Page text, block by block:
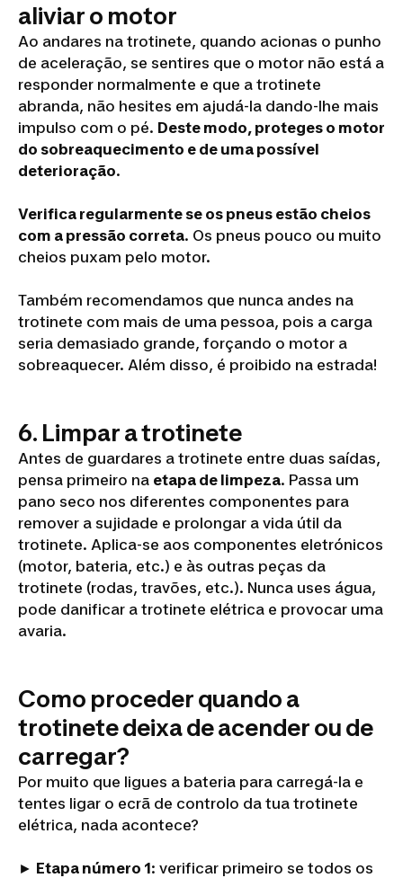
aliviar o motor
Ao andares na trotinete, quando acionas o punho
de aceleração, se sentires que o motor não está a
responder normalmente e que a trotinete
abranda, não hesites em ajudá-la dando-lhe mais
impulso com o pé. Deste modo, proteges o motor
do sobreaquecimento e de uma possível
deterioração.
Verifica regularmente se os pneus estão cheios
com a pressão correta. Os pneus pouco ou muito
cheios puxam pelo motor.
Também recomendamos que nunca andes na
trotinete com mais de uma pessoa, pois a carga
seria demasiado grande, forçando o motor a
sobreaquecer. Além disso, é proibido na estrada!
6. Limpar a trotinete
Antes de guardares a trotinete entre duas saídas,
pensa primeiro na etapa de limpeza. Passa um
pano seco nos diferentes componentes para
remover a sujidade e prolongar a vida útil da
trotinete. Aplica-se aos componentes eletrónicos
(motor, bateria, etc.) e às outras peças da
trotinete (rodas, travões, etc.). Nunca uses água,
pode danificar a trotinete elétrica e provocar uma
avaria.
Como proceder quando a
trotinete deixa de acender ou de
carregar?
Por muito que ligues a bateria para carregá-la e
tentes ligar o ecrã de controlo da tua trotinete
elétrica, nada acontece?
► Etapa número 1: verificar primeiro se todos os